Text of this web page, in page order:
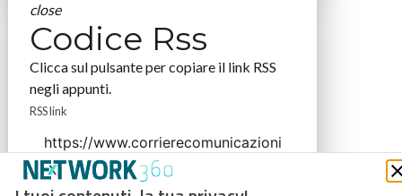
close
Codice Rss
Clicca sul pulsante per copiare il link RSS
negli appunti.
RSS link